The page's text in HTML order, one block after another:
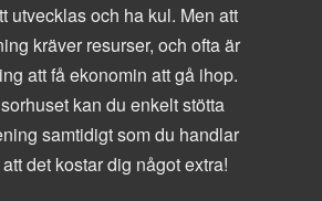
utvecklas och ha kul. Men att
kräver resurser, och ofta är
att få ekonomin att gå ihop.
kan du enkelt stötta
samtidigt som du handlar
det kostar dig något extra!